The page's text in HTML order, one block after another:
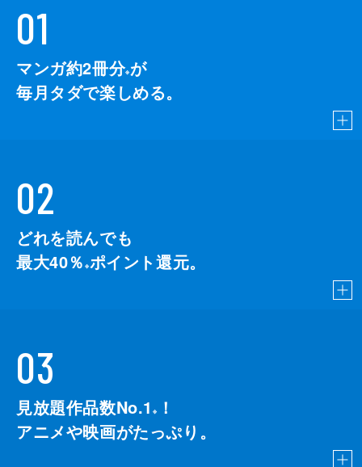
01
マンガ約2冊分※が
毎月タダで楽しめる。
02
どれを読んでも
最大40％ ※ポイント還元。
03
見放題作品数No.1 ※
！
アニメや映画がたっぷり。